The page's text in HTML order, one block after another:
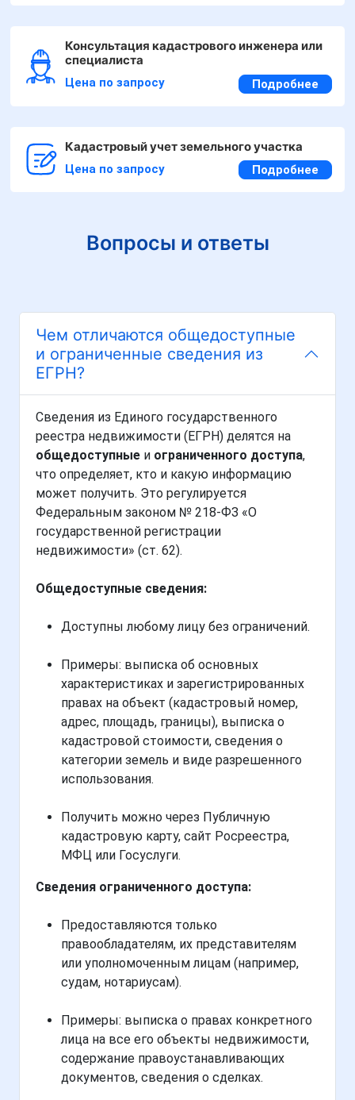
Консультация кадастрового инженера или
специалиста
Цена по запросу Подробнее
Кадастровый учет земельного участка
Цена по запросу Подробнее
Вопросы и ответы
Чем отличаются общедоступные
и ограниченные сведения из
ЕГРН?
Сведения из Единого государственного
реестра недвижимости (ЕГРН) делятся на
общедоступные и ограниченного доступа,
что определяет, кто и какую информацию
может получить. Это регулируется
Федеральным законом № 218-ФЗ «О
государственной регистрации
недвижимости» (ст. 62).
Общедоступные сведения:
Доступны любому лицу без ограничений.
Примеры: выписка об основных
характеристиках и зарегистрированных
правах на объект (кадастровый номер,
адрес, площадь, границы), выписка о
кадастровой стоимости, сведения о
категории земель и виде разрешенного
использования.
Получить можно через Публичную
кадастровую карту, сайт Росреестра,
МФЦ или Госуслуги.
Сведения ограниченного доступа:
Предоставляются только
правообладателям, их представителям
или уполномоченным лицам (например,
судам, нотариусам).
Примеры: выписка о правах конкретного
лица на все его объекты недвижимости,
содержание правоустанавливающих
документов, сведения о сделках.